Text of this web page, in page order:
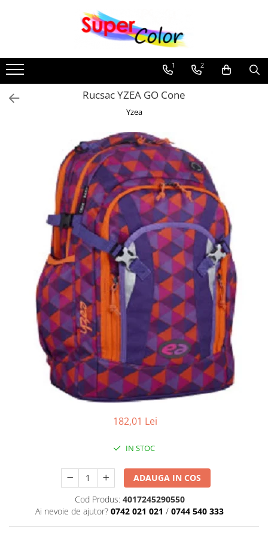
Caiete
Colecţia A5 Peştişor
Colecţia A4 80 file
Colecţia A4 60 file
Colecţia A4 50 file
Produse cu spiră
Caiete cu spiră
Caiete speciale
Caiete de biologie
Caiete de desen
Caiete de geografie
Caiete de muzica
Vocabulare
Blocuri de desen
Blocuri A4
Rezerve caiete mecanice
Tipizate standard
1 2
Rucsac YZEA GO Cone
Yzea
182,01 Lei
IN STOC
ADAUGA IN COS
Cod Produs: 4017245290550
Ai nevoie de ajutor? 0742 021 021 / 0744 540 333